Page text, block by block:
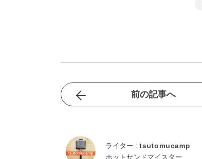
前の記事へ
ライター : tsutomucamp
ホットサンドマイスター